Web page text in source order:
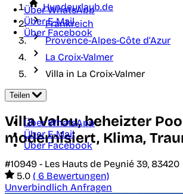
Über WhatsApp
Über E-Mail
Über Facebook
Hundeurlaub.de
Frankreich
Provence-Alpes-Côte d’Azur
La Croix-Valmer
Villa in La Croix-Valmer
Teilen
Über WhatsApp
Über E-Mail
Über Facebook
Villa Valou, beheizter
modernisiert, Klima,
#10949 - Les Hauts de Peynié 39, 83420
5.0 ( 6 Bewertungen)
Unverbindlich Anfragen